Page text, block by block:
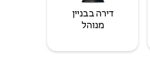
דירה בבניין
מנוהל